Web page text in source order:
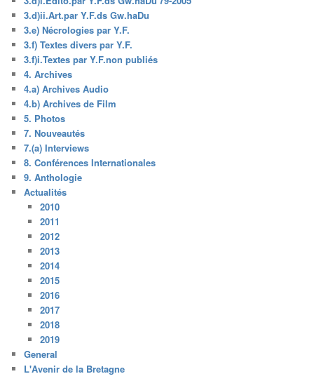
3.d)ii.Art.par Y.F.ds Gw.haDu
3.e) Nécrologies par Y.F.
3.f) Textes divers par Y.F.
3.f)i.Textes par Y.F.non publiés
4. Archives
4.a) Archives Audio
4.b) Archives de Film
5. Photos
7. Nouveautés
7.(a) Interviews
8. Conférences Internationales
9. Anthologie
Actualités
2010
2011
2012
2013
2014
2015
2016
2017
2018
2019
General
L'Avenir de la Bretagne